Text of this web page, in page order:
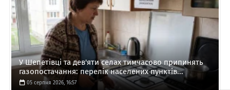
У Шепетівці та дев'яти селах тимчасово припинять
газопостачання: перелік населених пунктів...
05 серпня 2026, 16:57